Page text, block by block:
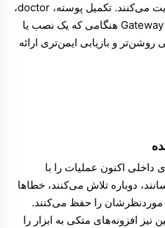
می‌کنند. تکمیل پوسته، doctor،
هنگامی که یک نصب یا
روشن‌تر و بازیابی ایمن‌تری ارائه
داخلی اکنون عملیات را با
دوباره تلاش می‌کنند، خطاها
را حفظ می‌کنند.
نیز افزونه‌های متکی به ابزار را